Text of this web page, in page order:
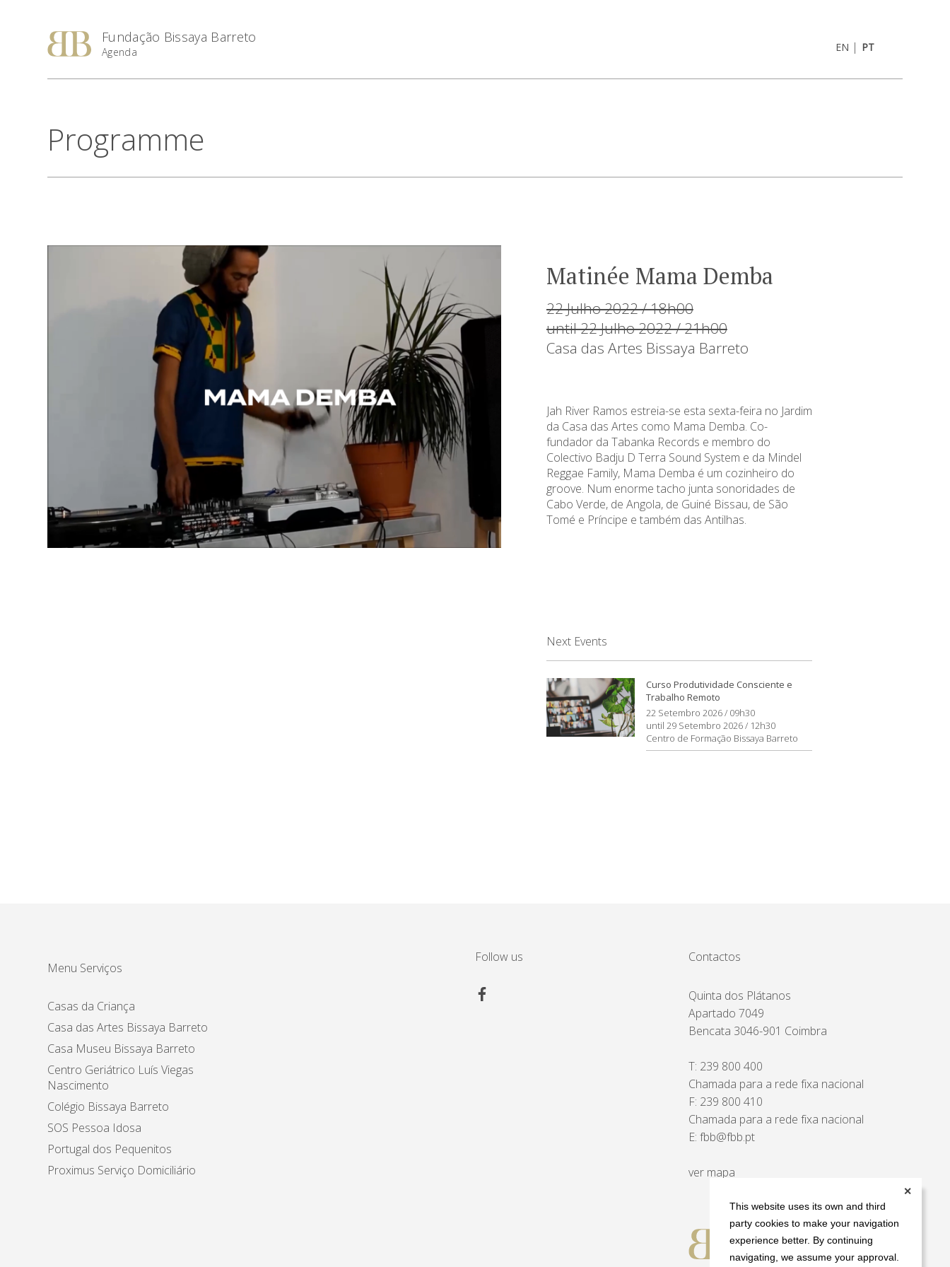
This website uses its own and third
party cookies to make your navigation
experience better. By continuing
navigating, we assume your approval.
✕
Fundação Bissaya Barreto
Agenda EN | PT
Programme
Matinée Mama Demba
22 Julho 2022 / 18h00
until 22 Julho 2022 / 21h00
Casa das Artes Bissaya Barreto
Jah River Ramos estreia-se esta sexta-feira no Jardim
da Casa das Artes como Mama Demba. Co-
fundador da Tabanka Records e membro do
Colectivo Badju D Terra Sound System e da Mindel
Reggae Family, Mama Demba é um cozinheiro do
groove. Num enorme tacho junta sonoridades de
Cabo Verde, de Angola, de Guiné Bissau, de São
Tomé e Príncipe e também das Antilhas.
Next Events
Curso Produtividade Consciente e
Trabalho Remoto
22 Setembro 2026 / 09h30
until 29 Setembro 2026 / 12h30
Centro de Formação Bissaya Barreto
Menu Serviços
Casas da Criança
Casa das Artes Bissaya Barreto
Casa Museu Bissaya Barreto
Centro Geriátrico Luís Viegas
Nascimento
Colégio Bissaya Barreto
SOS Pessoa Idosa
Portugal dos Pequenitos
Proximus Serviço Domiciliário
Follow us Contactos
Quinta dos Plátanos
Apartado 7049
Bencata 3046-901 Coimbra
T: 239 800 400
Chamada para a rede fixa nacional
F: 239 800 410
Chamada para a rede fixa nacional
E:fbb@fbb.pt
ver mapa